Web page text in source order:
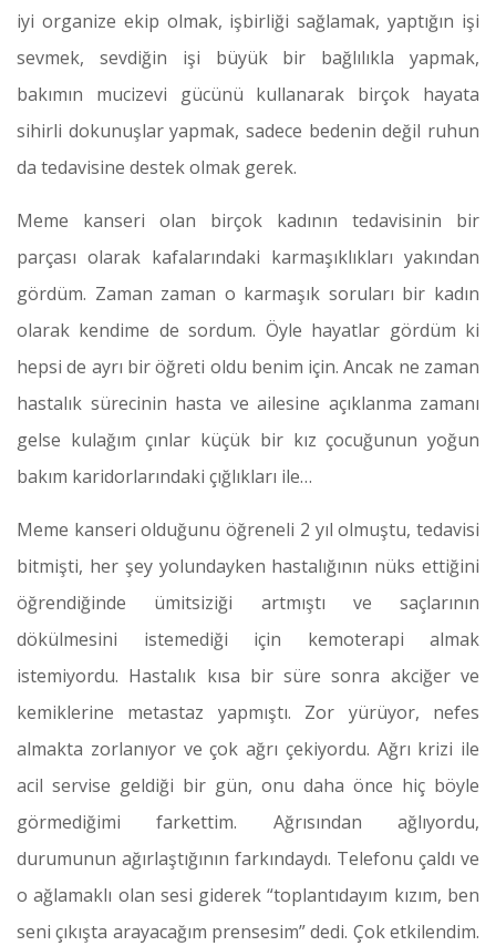
iyi organize ekip olmak, işbirliği sağlamak, yaptığın işi
sevmek, sevdiğin işi büyük bir bağlılıkla yapmak,
bakımın mucizevi gücünü kullanarak birçok hayata
sihirli dokunuşlar yapmak, sadece bedenin değil ruhun
da tedavisine destek olmak gerek.
Meme kanseri olan birçok kadının tedavisinin bir
parçası olarak kafalarındaki karmaşıklıkları yakından
gördüm. Zaman zaman o karmaşık soruları bir kadın
olarak kendime de sordum. Öyle hayatlar gördüm ki
hepsi de ayrı bir öğreti oldu benim için. Ancak ne zaman
hastalık sürecinin hasta ve ailesine açıklanma zamanı
gelse kulağım çınlar küçük bir kız çocuğunun yoğun
bakım karidorlarındaki çığlıkları ile…
Meme kanseri olduğunu öğreneli 2 yıl olmuştu, tedavisi
bitmişti, her şey yolundayken hastalığının nüks ettiğini
öğrendiğinde ümitsiziği artmıştı ve saçlarının
dökülmesini istemediği için kemoterapi almak
istemiyordu. Hastalık kısa bir süre sonra akciğer ve
kemiklerine metastaz yapmıştı. Zor yürüyor, nefes
almakta zorlanıyor ve çok ağrı çekiyordu. Ağrı krizi ile
acil servise geldiği bir gün, onu daha önce hiç böyle
görmediğimi farkettim. Ağrısından ağlıyordu,
durumunun ağırlaştığının farkındaydı. Telefonu çaldı ve
o ağlamaklı olan sesi giderek “toplantıdayım kızım, ben
seni çıkışta arayacağım prensesim” dedi. Çok etkilendim.